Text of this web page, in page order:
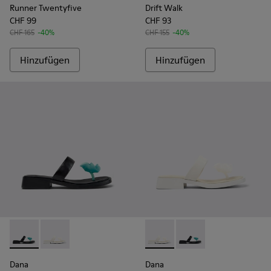
Runner Twentyfive
CHF 99
CHF 165 -40%
Hinzufügen
Drift Walk
CHF 93
CHF 155 -40%
Hinzufügen
Dana - K201892-001 - Schwarze Ledersandalen Für Damen.
Dana - K201892-003 - Weiße Ledersandalen Für
Dana
Dana - K201892-003 -
Dana - K201892-001
Dana